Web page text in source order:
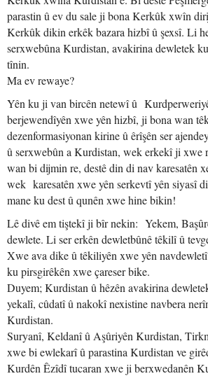
parastin û ev du sale ji bona Kerkûk xwîn
Kerkûk dikin erkêk bazara hizbî û şexsî. Li
serxwebûna Kurdistan, avakirina dewletek
tînin.
Ma ev rewaye?
Yên ku ji van bircên netewî û
berjewendîyên xwe yên hizbî, ji bona wan
dezenformasiyonan kirine û êrîşên ser
û serxwebûn a Kurdistan, wek erkekî ji xwe
wan bi dijmin re, destê din di nav karesatên
wek karesatên xwe yên serkevtî yên siyasî
mane ku dest û qunên xwe hine bikin!
Lê divê em tiştekî ji bîr nekin: Yekem,
dewlete. Li ser erkên dewletbûnê têkilî û
Xwe ava dike û têkiliyên xwe yên
ku pirsgirêkên xwe çareser bike.
Duyem; Kurdistan û hêzên avakirina
yekalî, cûdatî û nakokî nexistine navbera
Kurdistan.
Suryanî, Keldanî û Aşûriyên Kurdistan,
xwe bi ewlekarî û parastina Kurdistan ve
Kurdên Êzîdî tucaran xwe ji berxwedanên